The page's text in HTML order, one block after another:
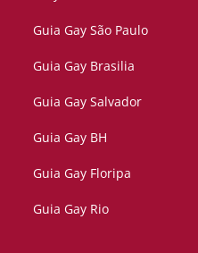
Guia Gay São Paulo
Guia Gay Brasilia
Guia Gay Salvador
Guia Gay BH
Guia Gay Floripa
Guia Gay Rio